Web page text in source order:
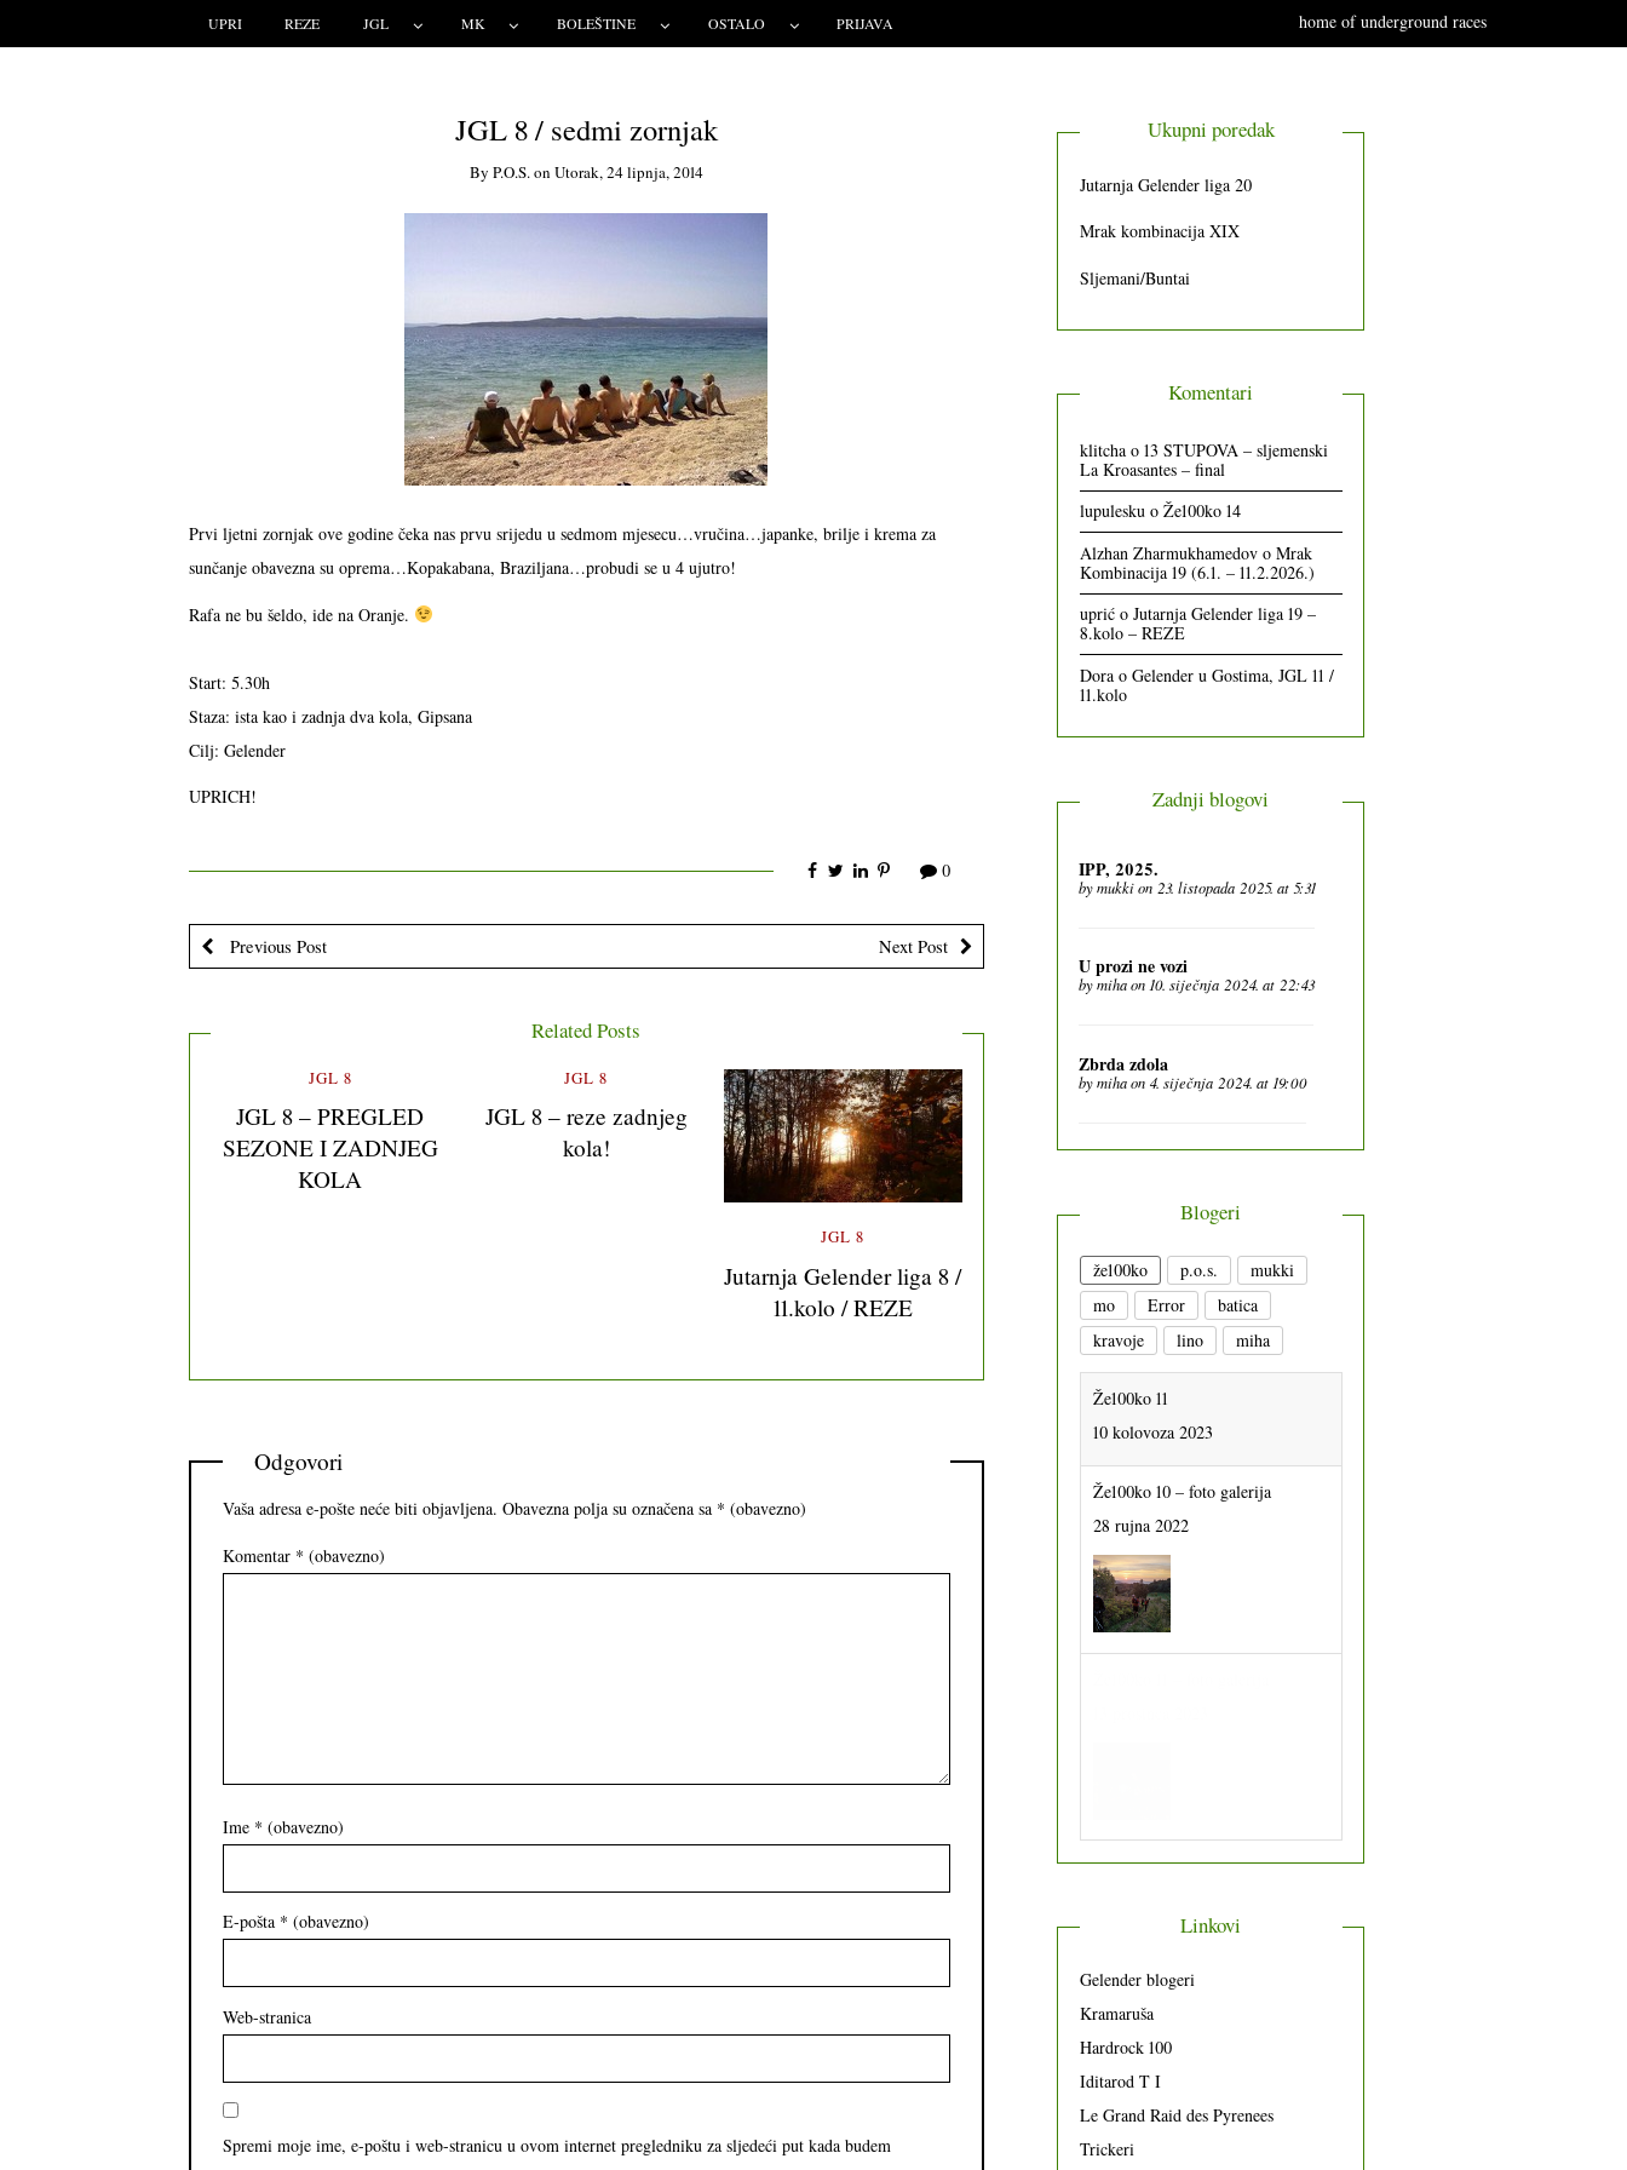
UPRI REZE JGL MK BOLEŠTINE OSTALO PRIJAVA home of underground races
JGL 8 / sedmi zornjak
By P.o.s.on Utorak, 24 lipnja, 2014
Prvi ljetni zornjak ove godine čeka nas prvu srijedu u sedmom mjesecu…vručina…japanke, brilje i krema za
sunčanje obavezna su oprema…Kopakabana, Braziljana…probudi se u 4 ujutro!
Rafa ne bu šeldo, ide na Oranje.
Start: 5.30h
Staza: ista kao i zadnja dva kola, Gipsana
Cilj: Gelender
UPRICH!
0
Previous Post Next Post
Related Posts
JGL 8
JGL 8 – PREGLED
SEZONE I ZADNJEG
KOLA
JGL 8
JGL 8 – reze zadnjeg
kola!
JGL 8
Jutarnja Gelender liga 8 /
11.kolo / REZE
Odgovori
Vaša adresa e-pošte neće biti objavljena. Obavezna polja su označena sa * (obavezno)
Komentar * (obavezno)
Ime * (obavezno)
E-pošta * (obavezno)
Web-stranica
Spremi moje ime, e-poštu i web-stranicu u ovom internet pregledniku za sljedeći put kada budem
Ukupni poredak
Jutarnja Gelender liga 20
Mrak kombinacija XIX
Sljemani/Buntai
Komentari
klitchao 13 STUPOVA – sljemenski
La Kroasantes – final
lupuleskuo Že100ko 14
Alzhan Zharmukhamedovo Mrak
Kombinacija 19 (6.1. – 11.2.2026.)
uprićo Jutarnja Gelender liga 19 –
8.kolo – REZE
Dorao Gelender u Gostima, JGL 11 /
11.kolo
Zadnji blogovi
IPP, 2025.
bymukkion 23. listopada 2025. at 5:31
U prozi ne vozi
bymihaon 10. siječnja 2024. at 22:43
Zbrda zdola
bymihaon 4. siječnja 2024. at 19:00
Blogeri
že100ko p.o.s.
mukki
mo
Error
batica
kravoje
lino miha
Že100ko 11
10 kolovoza 2023
Že100ko 10 – foto galerija
28 rujna 2022
Linkovi
Gelender blogeri
Kramaruša
Hardrock 100
Iditarod T I
Le Grand Raid des Pyrenees
Trickeri